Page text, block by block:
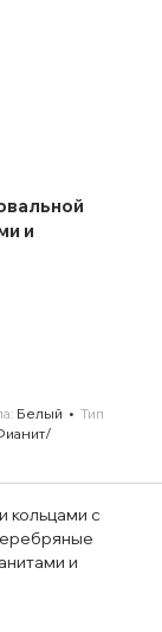
и
Белый
Тип